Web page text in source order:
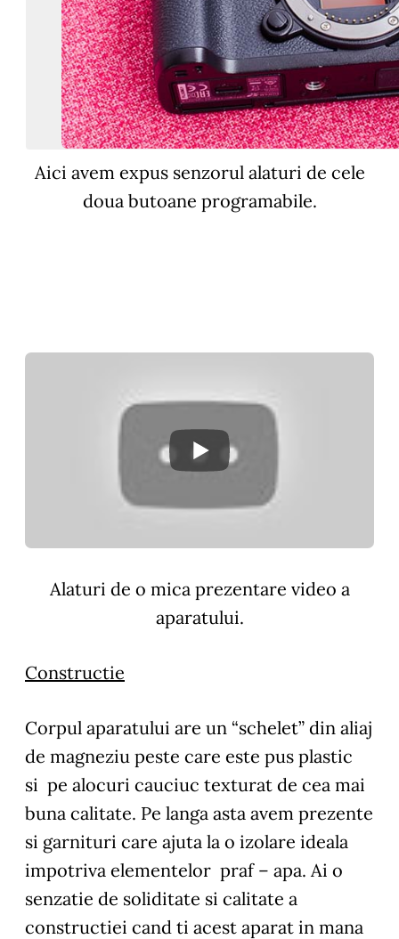
Aici avem expus senzorul alaturi de cele
doua butoane programabile.
Alaturi de o mica prezentare video a
aparatului.
Constructie
Corpul aparatului are un “schelet” din aliaj
de magneziu peste care este pus plastic
si pe alocuri cauciuc texturat de cea mai
buna calitate. Pe langa asta avem prezente
si garnituri care ajuta la o izolare ideala
impotriva elementelor praf – apa. Ai o
senzatie de soliditate si calitate a
constructiei cand ti acest aparat in mana